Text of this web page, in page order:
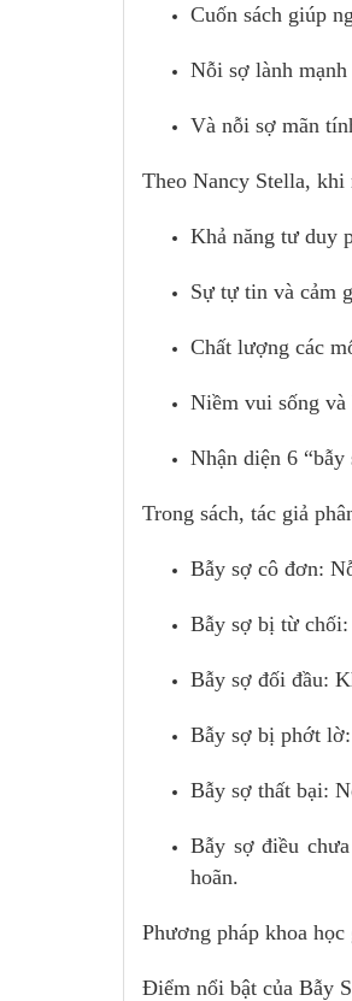
Cuốn sách giúp
Nỗi sợ lành
Và nỗi sợ mãn
Theo Nancy Stella, khi
Khả năng tư duy
Sự tự tin và cảm
Chất lượng các
Niềm vui sống và
Nhận diện 6 “bẫy
Trong sách, tác giả
Bẫy sợ cô đơn:
Bẫy sợ bị từ chối:
Bẫy sợ đối đầu:
Bẫy sợ bị phớt lờ:
Bẫy sợ thất bại:
Bẫy sợ điều
hoãn.
Phương pháp khoa
Điểm nổi bật của Bẫy